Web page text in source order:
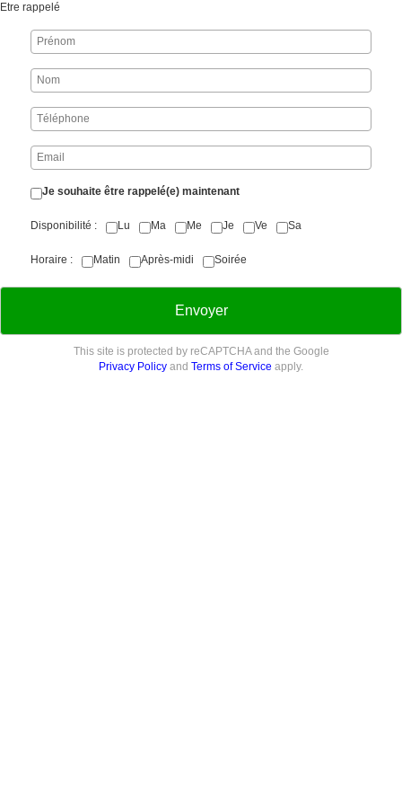
Etre rappelé
Je souhaite être rappelé(e) maintenant
Disponibilité Lu Ma Me Je Ve Sa
Horaire Matin Après-midi Soirée
Envoyer
This site is protected by reCAPTCHA and the Google
Privacy Policy and Terms of Service apply.